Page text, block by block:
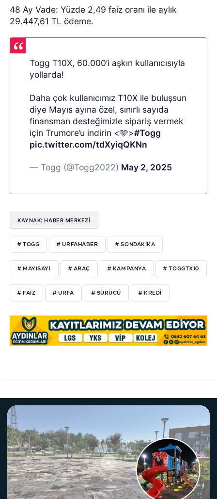
48 Ay Vade: Yüzde 2,49 faiz oranı ile aylık
29.447,61 TL ödeme.
Togg T10X, 60.000’i aşkın kullanıcısıyla
yollarda!
Daha çok kullanıcımız T10X ile buluşsun
diye Mayıs ayına özel, sınırlı sayıda
finansman desteğimizle sipariş vermek
için Trumore’u indirin <🩵>#Togg
pic.twitter.com/tdXyiqQKNn
— Togg (@Togg2022) May 2, 2025
KAYNAK: HABER MERKEZI
# TOGG # URFAHABER # SONDAKİKA
# MAYISAYI # ARAÇ # KAMPANYA # TOGGTX10
# FAİZ # URFA # SÜRÜCÜ # KREDİ